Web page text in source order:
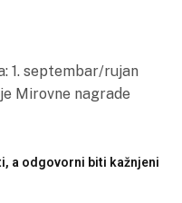
1. septembar/rujan
Mirovne nagrade
a odgovorni biti kažnjeni